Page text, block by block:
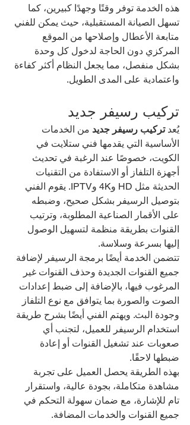
هذه الخدمة توفر وقتًا وجهدًا كبيرين، كما
تسهل الصيانة المستقبلية، حيث يمكن للفني
متابعة الأعطال وإصلاحها من الموقع
المركزي دون الحاجة لدخول كل وحدة
بشكل منفصل، مما يجعل النظام أكثر كفاءة
واعتمادية على المدى الطويل.
تركيب رسيفر جديد
يُعد تركيب رسيفر جديد من الخدمات
الأساسية التي يقدمها فني ستلايت في
الكويت، خصوصًا عند الرغبة في تحديث
أجهزة التلفاز أو الاستفادة من التقنيات
الحديثة مثل HD و4K وIPTV. يقوم الفني
بتوصيل الرسيفر بشكل صحيح، وضبطه
على الأقمار الصناعية المطلوبة، وترتيب
القنوات بطريقة منظمة لتسهيل الوصول
إليها بسرعة وسلاسة.
تتضمن الخدمة أيضًا برمجة الرسيفر لإضافة
جميع القنوات الجديدة وحذف القنوات غير
المرغوب فيها، بالإضافة إلى ضبط إعدادات
الصوت والصورة بما يتوافق مع نوع التلفاز
وجودة البث. ويهتم الفني أيضًا بشرح طريقة
استخدام الرسيفر للعميل، لتجنب أي
صعوبات عند تشغيل القنوات أو إعادة
ضبطها لاحقًا.
بهذه الطريقة يحصل العميل على تجربة
مشاهدة متكاملة، بجودة عالية، واستقرار
تام للإشارة، مع ضمان سهولة التحكم في
جميع القنوات والخدمات المضافة.